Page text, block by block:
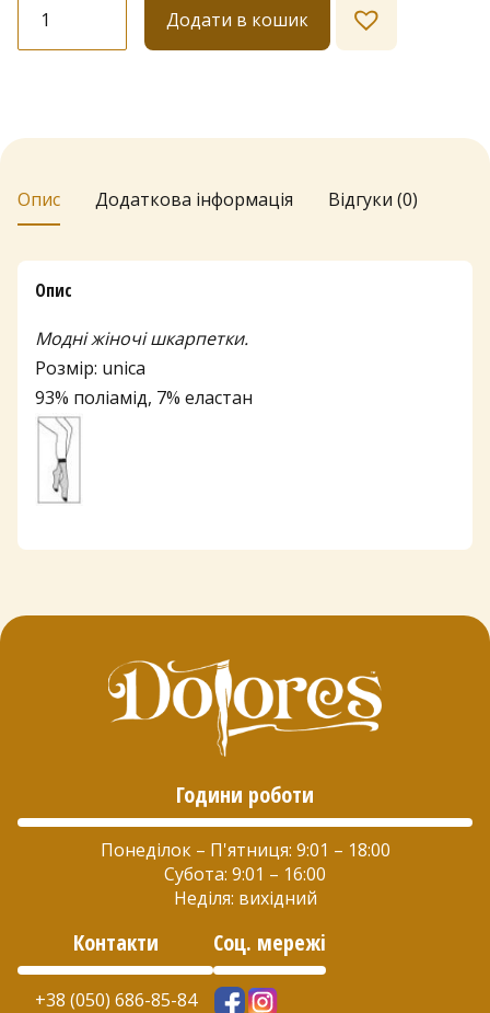
Lores
"Pois
кількість
Додати в кошик
Опис Додаткова інформація Відгуки (0)
Опис
Модні жіночі шкарпетки.
Розмір: unica
93% поліамід, 7% еластан
Години роботи
Понеділок – П'ятниця: 9:01 – 18:00
Субота: 9:01 – 16:00
Неділя: вихідний
Контакти
+38 (050) 686-85-84
Соц. мережі